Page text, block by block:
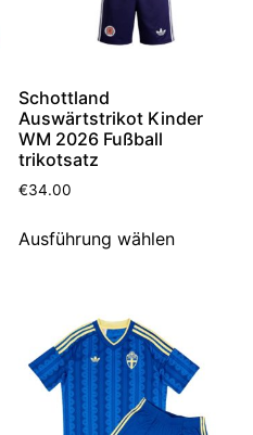
Schottland
Auswärtstrikot Kinder
WM 2026 Fußball
trikotsatz
€34.00
Ausführung wählen